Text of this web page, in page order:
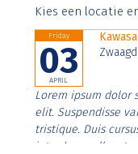
Aenean faucibus
Kies een locatie
Friday
03
APRIL
Lorem ipsum dolor
elit. Suspendisse
tristique. Duis
interdum nulla, ut